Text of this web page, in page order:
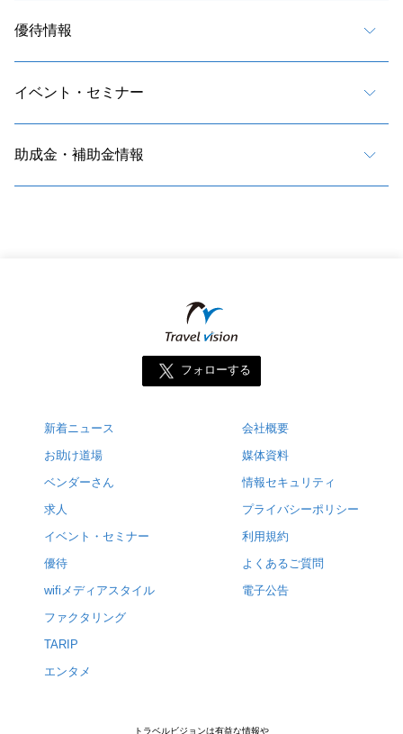
優待情報
イベント・セミナー
助成金・補助金情報
フォローする
新着ニュース
お助け道場
ベンダーさん
求人
イベント・セミナー
優待
wifiメディアスタイル
ファクタリング
TARIP
エンタメ
会社概要
媒体資料
情報セキュリティ
プライバシーポリシー
利用規約
よくあるご質問
電子公告
トラベルビジョンは有益な情報や